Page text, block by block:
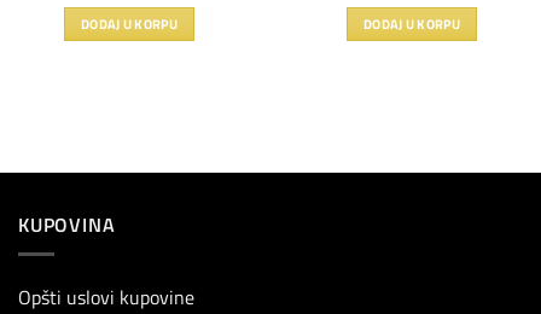
DODAJ U KORPU DODAJ U KORPU
KUPOVINA
Opšti uslovi kupovine